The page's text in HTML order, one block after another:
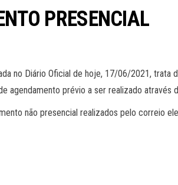
PRESENCIAL
no Diário Oficial de hoje, 17/06/2021,
agendamento prévio a ser realizado
não presencial realizados pelo correio